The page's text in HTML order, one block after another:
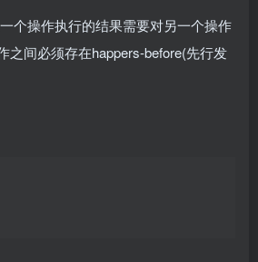
个操作执行的结果需要对另一个操作
之间必须存在happers-before(先行发